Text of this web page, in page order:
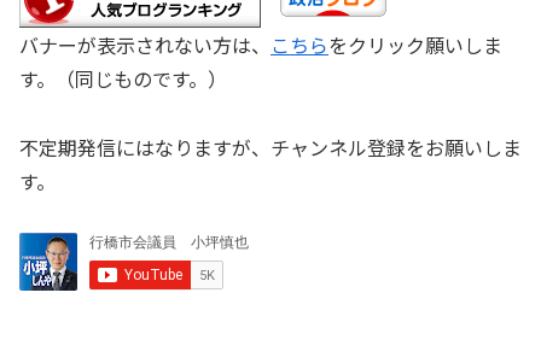
バナーが表示されない方は、 こちらをクリック願いしま
す。（同じものです。）
不定期発信にはなりますが、チャンネル登録をお願いしま
す。